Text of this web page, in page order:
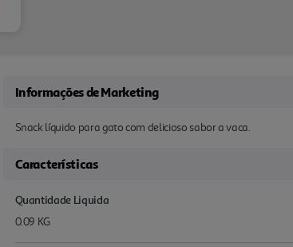
Informações de Marketing
Snack líquido para gato com delicioso sabor a vaca.
Características
Quantidade Liquida
0.09 KG